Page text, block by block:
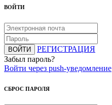
ВОЙТИ
ВОЙТИ
РЕГИСТРАЦИЯ
Забыл пароль?
Войти через push-уведомление
СБРОС ПАРОЛЯ